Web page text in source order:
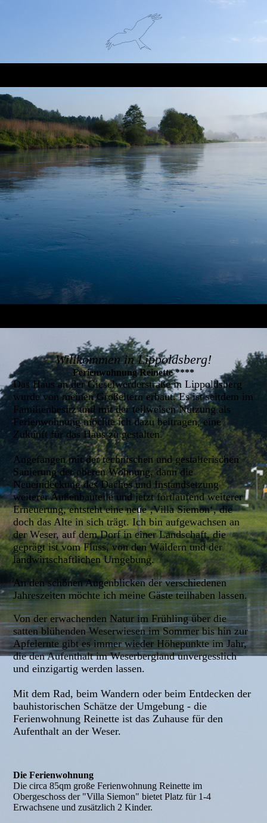
Willkommen in Lippoldsberg!
Ferienwohnung Reinette ****
Das Haus an der Gieselwerderstraße in Lippoldsberg
wurde von meinen Großeltern erbaut. Es ist seitdem im
Familienbesitz und mit der teilweisen Nutzung als
Ferienwohnung möchte ich dazu beitragen, eine
Zukunft für das Haus zu gestalten.
Angefangen mit der technischen und gestalterischen
Sanierung der oberen Wohnung, dann die
Neueindeckung des Daches und Instandsetzung
weiterer Außenbauteile und jetzt fortlaufend weiterer
Erneuerung, entsteht eine neue ‚Villa Siemon‘, die
doch das Alte in sich trägt. Ich bin aufgewachsen an
der Weser, auf dem Dorf in einer Landschaft, die
geprägt ist vom Fluss, von den Wäldern und der
landwirtschaftlichen Umgebung.
An den schönen Augenblicken der verschiedenen
Jahreszeiten möchte ich meine Gäste teilhaben lassen.
Von der erwachenden Natur im Frühling über die
satten blühenden Weserwiesen im Sommer bis hin zur
Apfelernte gibt es immer wieder Höhepunkte im Jahr,
die den Aufenthalt im Weserbergland unvergesslich
und einzigartig werden lassen.
Mit dem Rad, beim Wandern oder beim Entdecken der
bauhistorischen Schätze der Umgebung - die
Ferienwohnung Reinette ist das Zuhause für den
Aufenthalt an der Weser.
Die Ferienwohnung
Die circa 85qm große Ferienwohnung Reinette im
Obergeschoss der "Villa Siemon" bietet Platz für 1-4
Erwachsene und zusätzlich 2 Kinder.